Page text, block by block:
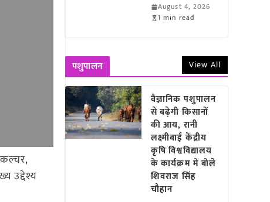
उद्देश्य
August 4, 2026
1 min read
पशुपालन View All
वैज्ञानिक पशुपालन
से बढ़ेगी किसानों
की आय, रानी
लक्ष्मीबाई केंद्रीय
कृषि विश्वविद्यालय
के कार्यक्रम में बोले
शिवराज सिंह
चौहान